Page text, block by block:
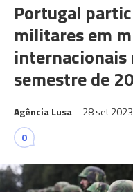
Portugal
militares em
semestre de
Agência Lusa 28 set 2023
0